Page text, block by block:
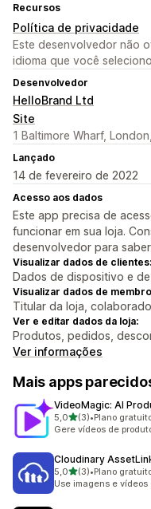
Recursos
Política de privacidade
Este desenvolvedor não
idioma que você
Desenvolvedor
HelloBrand Ltd
Site
1 Baltimore Wharf,
Lançado
14 de fevereiro de 2022
Acesso aos dados
Este app precisa de
funcionar em sua loja.
desenvolvedor para
Visualizar dados de clientes:
Dados de dispositivo e
Visualizar dados de
Titular da loja,
Ver e editar dados da loja:
Produtos, pedidos,
Ver informações
Mais apps
VideoMagic: AI
5,0de 5 estrelas
(3)
3 avaliações ao todo
•Plano
Gere vídeos de
Cloudinary
5,0de 5 estrelas
(3)
3 avaliações ao todo
•Plano
Use imagens e